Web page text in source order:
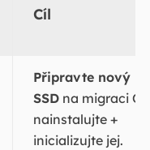
Cíl
Připravte nový
SSDna migraci
nainstalujte +
inicializujte jej.